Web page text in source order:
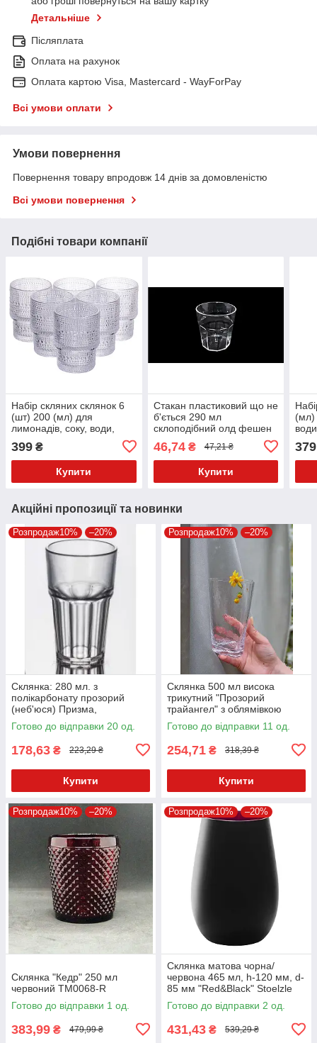
Детальніше
Післяплата
Оплата на рахунок
Оплата картою Visa, Mastercard - WayForPay
Всі умови оплати
Умови повернення
Повернення товару впродовж 14 днів за домовленістю
Всі умови повернення
Подібні товари компанії
Набір скляних склянок 6
(шт) 200 (мл) для
лимонадів, соку, води,
товстого скла HP-19-178-1
399 ₴
Купити
Стакан пластиковий що не
б'ється 290 мл
склоподібний олд фешен
46,74₴ 47,21 ₴
Купити
(мл)
379
Акційні пропозиції та новинки
Розпродаж10% –20%
Склянка: 280 мл. з
полікарбонату прозорий
(неб'юся) Призма,
GastroPlast
Готово до відправки 20 од.
178,63 ₴ 223,29 ₴
Купити
Розпродаж10% –20%
Склянка 500 мл висока
трикутний "Прозорий
трайангел" з облямівкою
золото/срібло та без TR005
Готово до відправки 11 од.
254,71 ₴ 318,39 ₴
Купити
Розпродаж10% –20%
Склянка "Кедр" 250 мл
червоний TM0068-R
Готово до відправки 1 од.
383,99 ₴ 479,99 ₴
Розпродаж10% –20%
Склянка матова чорна/
червона 465 мл, h-120 мм, d-
85 мм "Red&Black" Stoelzle
Готово до відправки 2 од.
431,43 ₴ 539,29 ₴